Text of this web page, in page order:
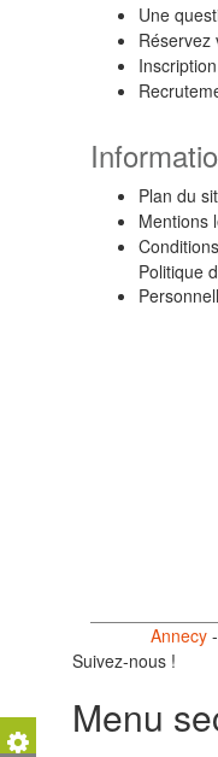
Support Technique
Une
Réservez
Plan du
Mentions
Politique
Annecy-
Suivez-nous !
Menu